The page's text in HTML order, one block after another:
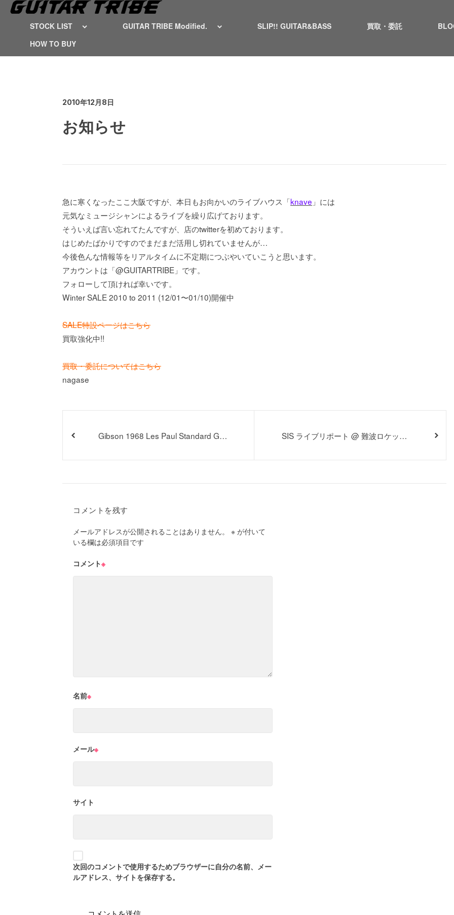
STOCK LIST GUITAR TRIBE Modified. SLIP!! GUITAR&BASS 買取・委託
HOW TO BUY
2010年12月8日
お知らせ
急に寒くなったここ大阪ですが、本日もお向かいのライブハウス「knave 」には
元気なミュージシャンによるライブを繰り広げております。
そういえば言い忘れてたんですが、店のtwitterを初めております。
はじめたばかりですのでまだまだ活用し切れていませんが…
今後色んな情報等をリアルタイムに不定期につぶやいていこうと思います。
アカウントは「@GUITARTRIBE」です。
フォローして頂ければ幸いです。
Winter SALE 2010 to 2011 (12/01〜01/10)開催中
SALE特設ページはこちら
買取強化中!!
買取・委託についてはこちら
nagase
Gibson 1968 Les Paul Standard Gold
SIS ライブリポート @ 難波ロケッツ
コメントを残す
メールアドレスが公開されることはありません。 ※ が付いて
いる欄は必須項目です
コメント※
名前※
メール※
サイト
次回のコメントで使用するためブラウザーに自分の名前、メー
ルアドレス、サイトを保存する。